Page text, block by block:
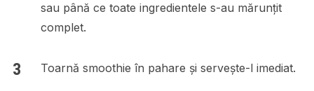
sau până ce toate ingredientele s-au mărunțit
complet.
Toarnă smoothie în pahare și servește-l imediat.